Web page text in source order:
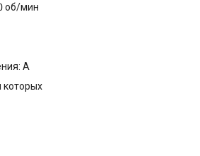
об/мин
A
которых